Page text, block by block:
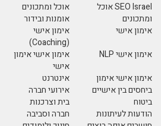
SEO Israel אוכל
ומתכונים
אוכל ומתכונים
אומנות ובידור
אימון אישי
אימון אישי
(Coaching)
אימון אישי NLP
אימון אישי אימון
אישי
אימון אישי אימון
ביחסים בין אישיים
אינטרנט
אירועי חברה
ביטוח
בית וצרכנות
הודעות לעיתונות
חברה וסביבה